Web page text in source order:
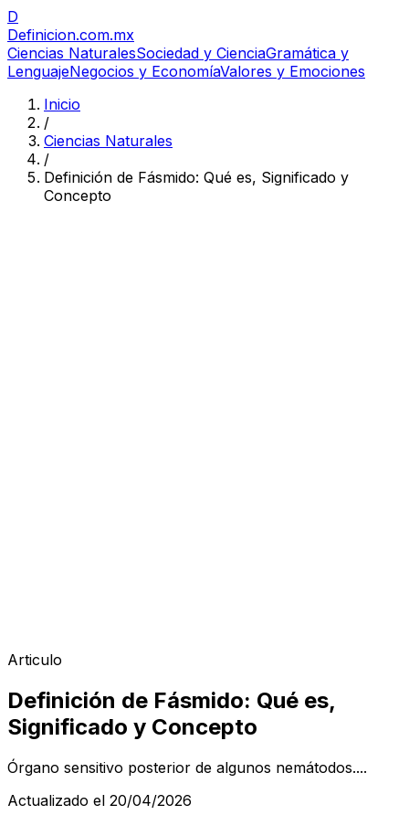
D
Definicion.com.mx
Ciencias NaturalesSociedad y CienciaGramática y
LenguajeNegocios y EconomíaValores y Emociones
Inicio
/
Ciencias Naturales
/
Definición de Fásmido: Qué es, Significado y
Concepto
Articulo
Definición de Fásmido: Qué es,
Significado y Concepto
Órgano sensitivo posterior de algunos nemátodos....
Actualizado el 20/04/2026